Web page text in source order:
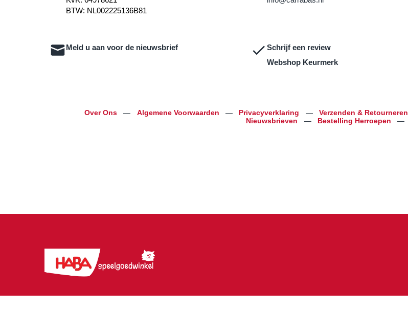
BTW: NL002225136B81
Meld u aan voor de nieuwsbrief
Schrijf een review
Webshop Keurmerk
Over Ons — Algemene Voorwaarden — Privacyverklaring — Verzenden & Retourneren
Nieuwsbrieven
— Bestelling Herroepen —